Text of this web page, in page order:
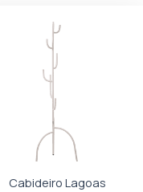
Cabideiro Lagoas